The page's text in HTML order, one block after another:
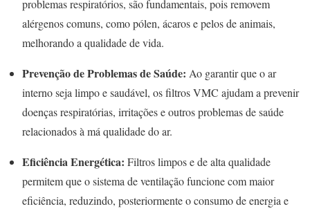
problemas respiratórios, são fundamentais, pois removem
alérgenos comuns, como pólen, ácaros e pelos de animais,
melhorando a qualidade de vida.
Prevenção de Problemas de Saúde: Ao garantir que o ar
interno seja limpo e saudável, os filtros VMC ajudam a prevenir
doenças respiratórias, irritações e outros problemas de saúde
relacionados à má qualidade do ar.
Eficiência Energética: Filtros limpos e de alta qualidade
permitem que o sistema de ventilação funcione com maior
eficiência, reduzindo, posteriormente o consumo de energia e